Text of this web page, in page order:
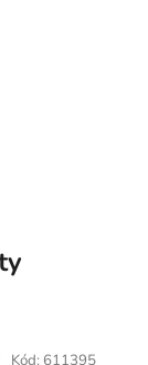
Kód: 611395